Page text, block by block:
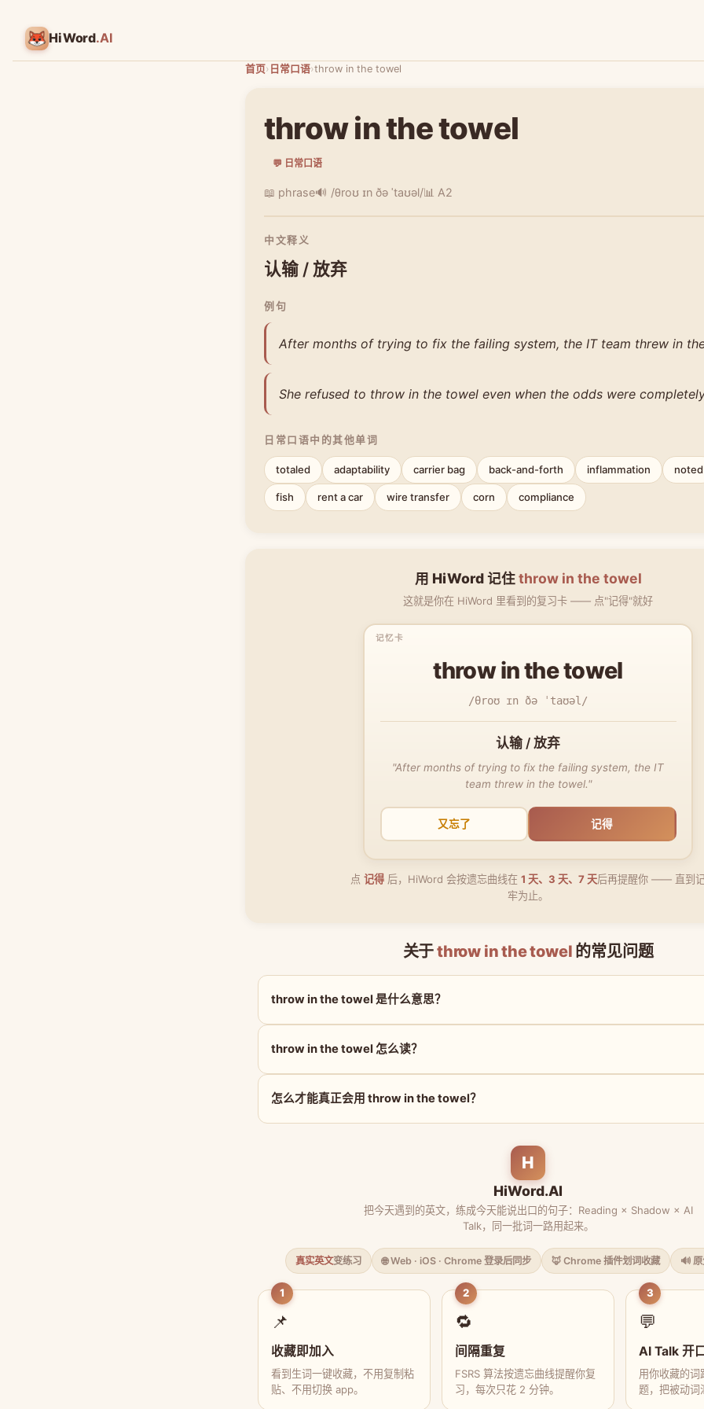
HiWord.AI
首页› 日常口语›throw in the towel
throw in the towel
💬 日常口语
📖 phrase🔊 /θroʊ ɪn ðə ˈtaʊəl/📊 A2
中文释义
认输 / 放弃
例句
After months of trying to fix the failing system, the IT team threw in
She refused to throw in the towel even when the odds were
日常口语中的其他单词
totaled adaptability carrier bag back-and-forth inflammation noted
fish rent a car wire transfer corn compliance
用 HiWord 记住throw in the towel
这就是你在 HiWord 里看到的复习卡 —— 点"记得"就好
throw in the towel
/θroʊ ɪn ðə ˈtaʊəl/
认输 / 放弃
"After months of trying to fix the failing system, the IT
team threw in the towel."
又忘了 记得
点 记得 后，HiWord 会按遗忘曲线在 1 天、3 天、7 天后再提醒你 —— 直到
牢为止。
关于throw in the towel 的常见问题
throw in the towel 是什么意思？
throw in the towel 怎么读？
怎么才能真正会用 throw in the towel？
H
HiWord.AI
把今天遇到的英文，练成今天能说出口的句子：Reading × Shadow × AI
Talk，同一批词一路用起来。
真实英文变练习 🌐 Web · iOS · Chrome 登录后同步 🦊 Chrome 插件划词收藏 🔊
1
📌
收藏即加入
看到生词一键收藏，不用复制粘
贴、不用切换 app。
2
🔁
间隔重复
FSRS 算法按遗忘曲线提醒你复
习，每次只花 2 分钟。
3
💬
AI Talk 开
用你收藏的词
题，把被动词